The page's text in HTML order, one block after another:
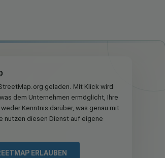
geladen. Mit Klick wird
dem Unternehmen ermöglicht, Ihre
Kenntnis darüber, was genau mit
nutzen diesen Dienst auf eigene
ERLAUBEN